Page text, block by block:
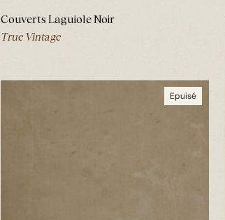
Couverts Laguiole Noir
True Vintage
Epuisé